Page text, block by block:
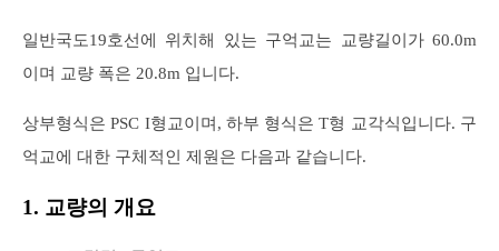
일반국도19호선에 위치해 있는 구억교는 교량길이가 60.0m
이며 교량 폭은 20.8m 입니다.
상부형식은 PSC I형교이며, 하부 형식은 T형 교각식입니다. 구
억교에 대한 구체적인 제원은 다음과 같습니다.
1. 교량의 개요